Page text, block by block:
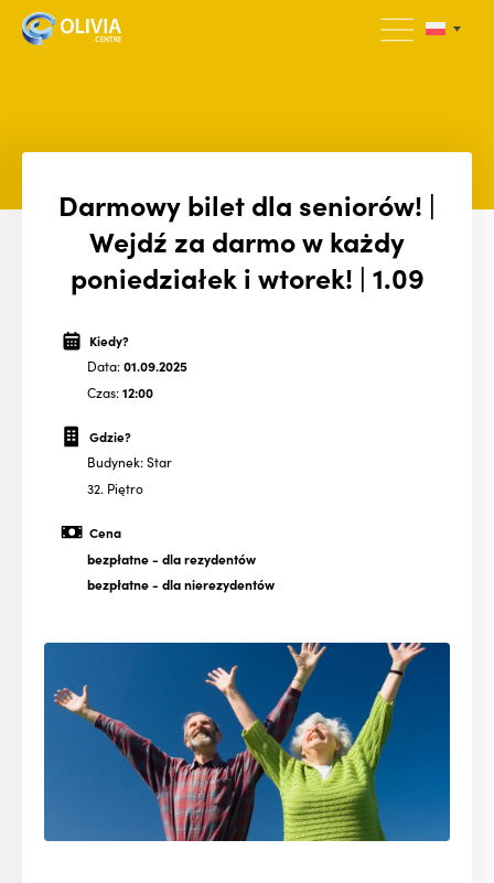
Darmowy bilet dla seniorów! |
Wejdź za darmo w każdy
poniedziałek i wtorek! | 1.09
Kiedy?
Data:01.09.2025
Czas:12:00
Gdzie?
Budynek: Star
32. Piętro
Cena
bezpłatne- dla rezydentów
bezpłatne- dla nierezydentów